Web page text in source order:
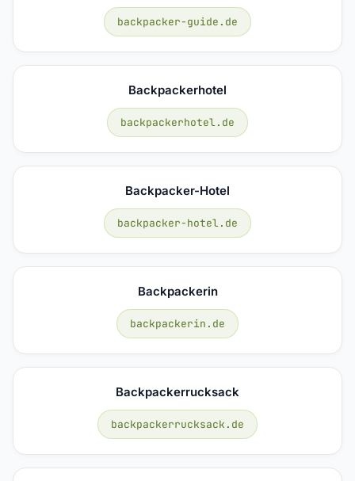
backpacker-guide.de
Backpackerhotel
backpackerhotel.de
Backpacker-Hotel
backpacker-hotel.de
Backpackerin
backpackerin.de
Backpackerrucksack
backpackerrucksack.de